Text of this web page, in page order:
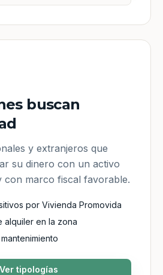
buscan
y extranjeros que
su dinero con un activo
con marco fiscal favorable.
por Vivienda Promovida
alquiler en la zona
Ver tipologías